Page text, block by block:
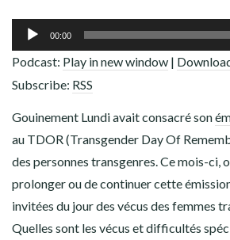
Lecteur
audio
00:00
Podcast: Play in new window |
Subscribe: RSS
Gouinement Lundi avait consacré son
au TDOR (Transgender Day Of
des personnes transgenres. Ce mois-ci,
prolonger ou de continuer cette
invitées du jour des vécus des femmes
Quelles sont les vécus et difficultés